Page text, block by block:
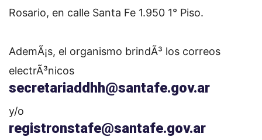
Rosario, en calle Santa Fe 1.950 1° Piso.
AdemÃ¡s, el organismo brindÃ³ los correos
electrÃ³nicos
secretariaddhh@santafe.gov.ar
y/o
registronstafe@santafe.gov.ar